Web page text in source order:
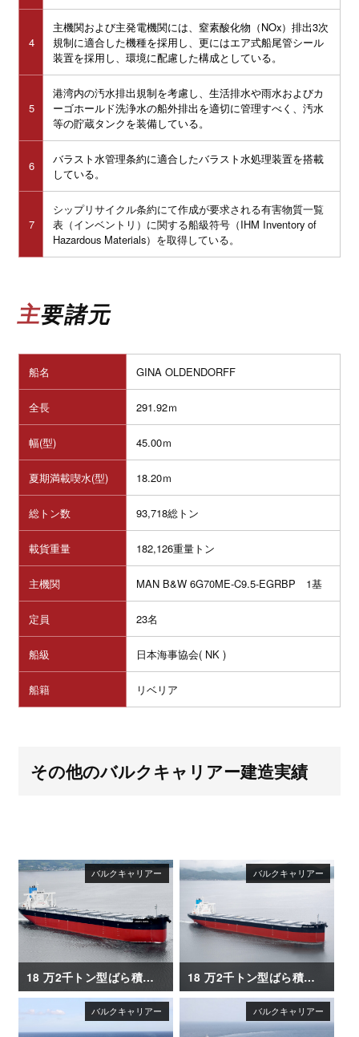
4
主機関および主発電機関には、窒素酸化物（NOx）排出3次
規制に適合した機種を採用し、更にはエア式船尾管シール
装置を採用し、環境に配慮した構成としている。
5
港湾内の汚水排出規制を考慮し、生活排水や雨水およびカ
ーゴホールド洗浄水の船外排出を適切に管理すべく、汚水
等の貯蔵タンクを装備している。
6
バラスト水管理条約に適合したバラスト水処理装置を搭載
している。
7
シップリサイクル条約にて作成が要求される有害物質一覧
表（インベントリ）に関する船級符号（IHM Inventory of
Hazardous Materials）を取得している。
主要諸元
船名 GINA OLDENDORFF
全長 291.92ｍ
幅(型) 45.00ｍ
夏期満載喫水(型) 18.20ｍ
総トン数 93,718総トン
載貨重量 182,126重量トン
主機関 MAN B&W 6G70ME-C9.5-EGRBP 1基
定員 23名
船級 日本海事協会( NK )
船籍 リベリア
その他のバルクキャリアー建造実績
18 万2千トン型ばら積み運搬船「LIBERTY QUEEN」 18 万2千トン型ばら積み運搬船「VERITAS QUEEN」